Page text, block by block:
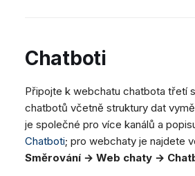
Chatboti
Připojte k webchatu chatbota třetí
chatbotů včetně struktury dat
je společné pro více kanálů a
Chatboti; pro webchaty je najdete
Směrování → Web chaty →